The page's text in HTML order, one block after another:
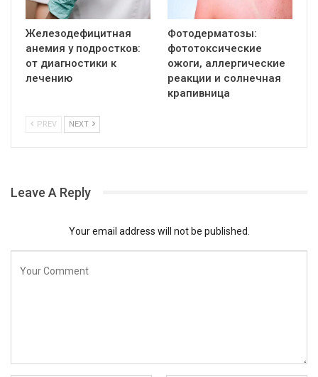
Железодефицитная
анемия у подростков:
от диагностики к
лечению
Фотодерматозы:
фототоксические
ожоги, аллергические
реакции и солнечная
крапивница
PREV NEXT
Leave A Reply
Your email address will not be published.